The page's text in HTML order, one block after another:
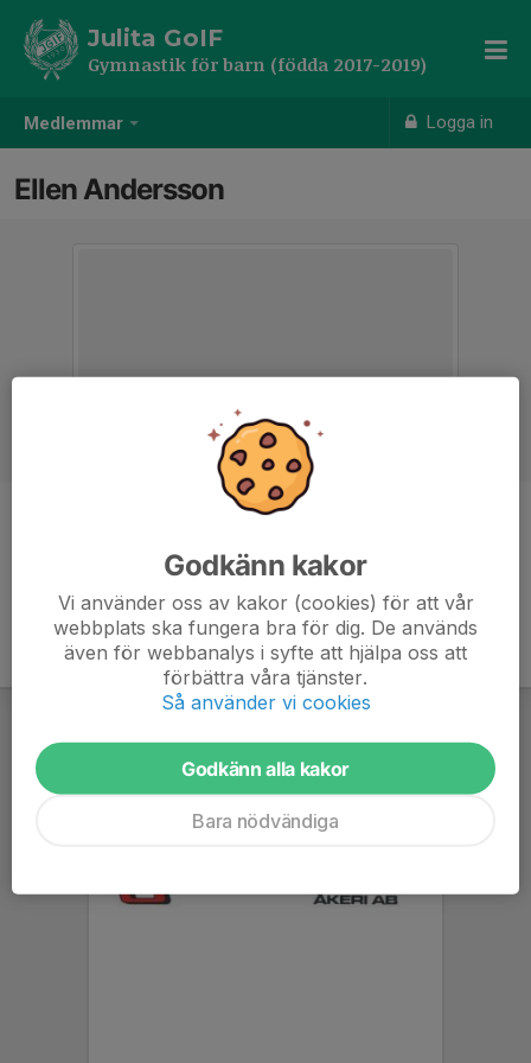
Medlemmar Logga in
Julita GoIF
Gymnastik för barn (födda 2017-2019)
Ellen Andersson
Godkänn kakor
Vi använder oss av kakor (cookies) för att vår
webbplats ska fungera bra för dig. De används
även för webbanalys i syfte att hjälpa oss att
förbättra våra tjänster.
Så använder vi cookies
Godkänn alla kakor
Bara nödvändiga